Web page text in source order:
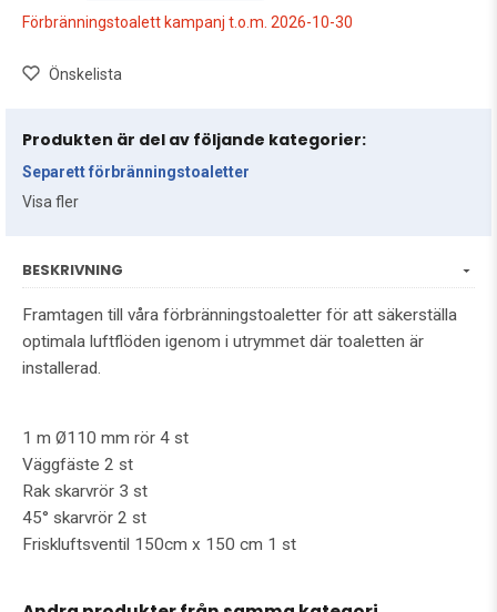
Förbränningstoalett kampanj t.o.m. 2026-10-30
Önskelista
Produkten är del av följande kategorier:
Separett förbränningstoaletter
Visa fler
BESKRIVNING
Framtagen till våra förbränningstoaletter för att säkerställa
optimala luftflöden igenom i utrymmet där toaletten är
installerad.
1 m Ø110 mm rör 4 st
Väggfäste 2 st
Rak skarvrör 3 st
45° skarvrör 2 st
Friskluftsventil 150cm x 150 cm 1 st